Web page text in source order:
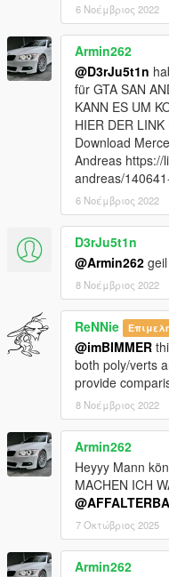
6 Νοέμβριος 2022
Armin262
@D3rJu5t1n
für GTA SAN
KANN ES UM
HIER DER
Download
Andreas https://
andreas/
6 Νοέμβριος 2022
D3rJu5t1n
@Armin262 geil
8 Νοέμβριος 2022
ReNNie
@imBIMMER
both poly/verts
provide
8 Νοέμβριος 2022
Armin262
Heyyy Mann
MACHEN ICH
7 Οκτώβριος 2025
Armin262